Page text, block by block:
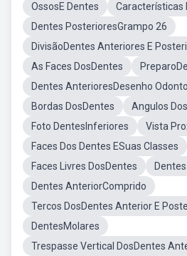
OssosE Dentes
Características
Dentes PosterioresGrampo 26
DivisãoDentes Anteriores E
As Faces DosDentes
Dentes AnterioresDesenho
Bordas DosDentes
Angulos
Foto DentesInferiores
Vista
Faces Dos Dentes ESuas Classes
Faces Livres DosDentes
Dentes AnteriorComprido
Tercos DosDentes Anterior E
DentesMolares
Trespasse Vertical DosDentes